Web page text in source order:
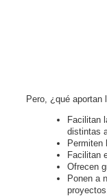
Pero, ¿qué
Facilitan
distintas
Permiten
Facilitan
Ofrecen
Ponen a